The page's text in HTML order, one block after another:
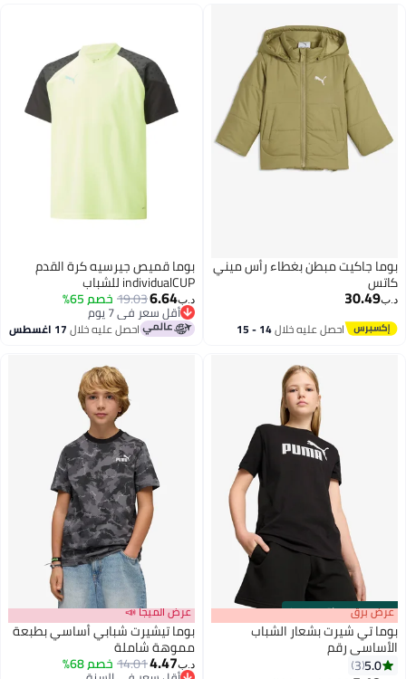
بوما جاكيت مبطن بغطاء رأس ميني
كاتس
د.ب‏30.49
احصل عليه خلال 14 - 15
بوما قميص جيرسيه كرة القدم
individualCUP للشباب
د.ب‏6.64
19.03خصم 65%
أقل سعر في 7 يوم
أقل سعر في 7 يوماحصل عليه خلال17 اغسطس
00m:00s
·باقي 100% عرض برق
بوما تي شيرت بشعار الشباب
الأساسي رقم
5.0
3
عرض الميجا 📣
بوما تيشيرت شبابي أساسي بطبعة
مموهة شاملة
د.ب‏4.47
14.01خصم 68%